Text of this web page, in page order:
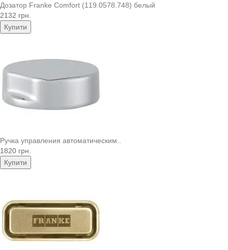
Дозатор Franke Comfort (119.0578.748) белый
2132 грн.
Купити
Ручка управления автоматическим..
1820 грн.
Купити